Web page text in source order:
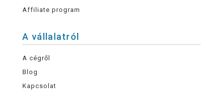
Affiliate program
A vállalatról
A cégről
Blog
Kapcsolat